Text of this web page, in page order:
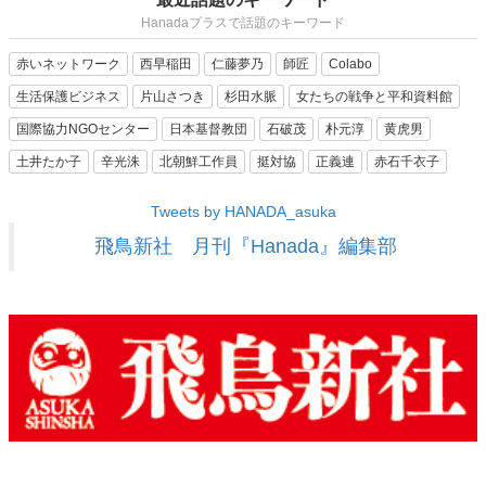
Hanadaプラスで話題のキーワード
赤いネットワーク 西早稲田 仁藤夢乃 師匠 Colabo
生活保護ビジネス 片山さつき 杉田水脈 女たちの戦争と平和資料館
国際協力NGOセンター 日本基督教団 石破茂 朴元淳 黄虎男
土井たか子 辛光洙 北朝鮮工作員 挺対協 正義連 赤石千衣子
Tweets by HANADA_asuka
飛鳥新社 月刊『Hanada』編集部